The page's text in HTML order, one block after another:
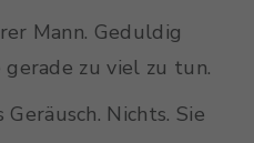
Mann. Geduldig
zu viel zu tun.
Nichts. Sie